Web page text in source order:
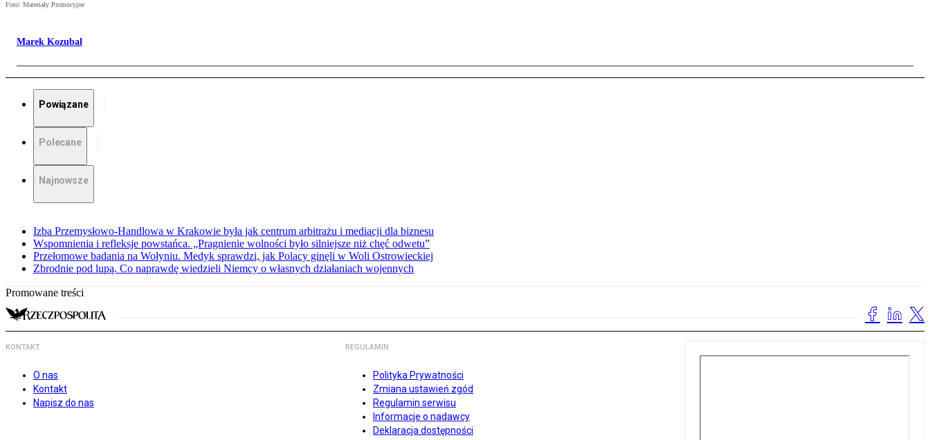
Foto: Materiały Promocyjne
Marek Kozubal
Powiązane
Polecane
Najnowsze
Izba Przemysłowo-Handlowa w Krakowie była jak centrum arbitrażu i mediacji dla biznesu
Wspomnienia i refleksje powstańca. „Pragnienie wolności było silniejsze niż chęć odwetu”
Przełomowe badania na Wołyniu. Medyk sprawdzi, jak Polacy ginęli w Woli Ostrowieckiej
Zbrodnie pod lupą. Co naprawdę wiedzieli Niemcy o własnych działaniach wojennych
Promowane treści
KONTAKT
O nas
Kontakt
Napisz do nas
REGULAMIN
Polityka Prywatności
Zmiana ustawień zgód
Regulamin serwisu
Informacje o nadawcy
Deklaracja dostępności